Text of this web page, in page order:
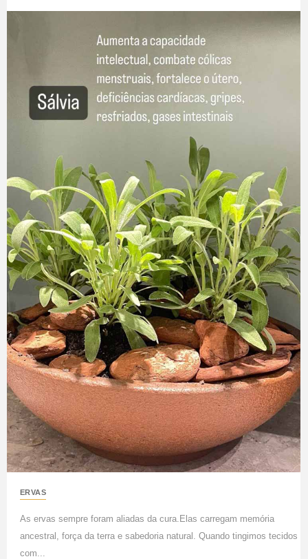
ERVAS
As ervas sempre foram aliadas da cura.Elas carregam memória
ancestral, força da terra e sabedoria natural. Quando tingimos tecidos
com...